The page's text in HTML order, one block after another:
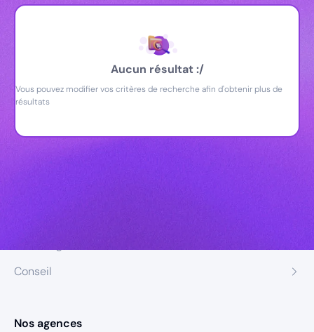
Aucun résultat :/
Vous pouvez modifier vos critères de recherche afin d'obtenir plus de
résultats
Conseil
Nos agences